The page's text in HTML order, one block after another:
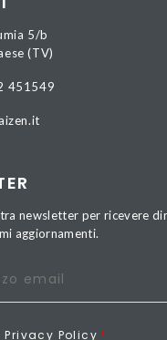
5/b
(TV)
451549
newsletter per ricevere
aggiornamenti.
Policy